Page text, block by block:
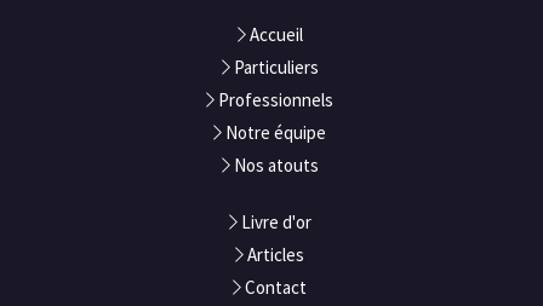
Accueil
Particuliers
Professionnels
Notre équipe
Nos atouts
Livre d'or
Articles
Contact